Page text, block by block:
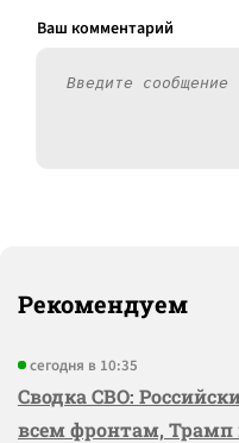
Рекомендуем
сегодня в 10:35
Сводка СВО:
всем фронтам, Трамп